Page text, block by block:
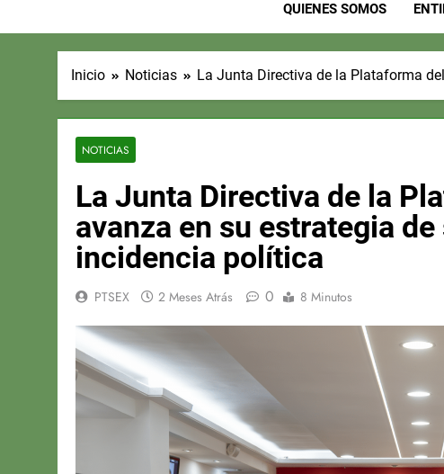
QUIENES SOMOS
Inicio Noticias La Junta Directiva de la Plataforma
NOTICIAS
La Junta Directiva de la
avanza en su estrategia
incidencia política
PTSEX 2 Meses Atrás 0 8 Minutos